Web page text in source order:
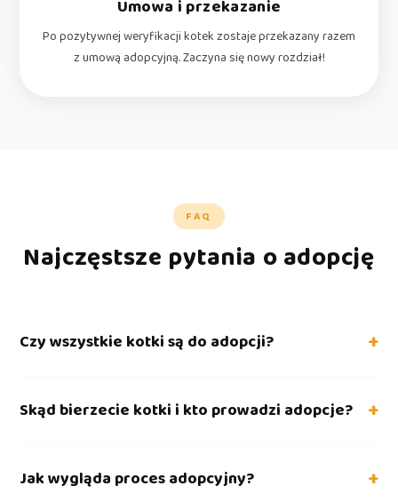
Umowa i przekazanie
Po pozytywnej weryfikacji kotek zostaje przekazany razem
z umową adopcyjną. Zaczyna się nowy rozdział!
FAQ
Najczęstsze pytania o adopcję
Czy wszystkie kotki są do adopcji? +
domu.
Skąd bierzecie kotki i kto prowadzi adopcje? +
podmiotów. Adopcję, w zależności od kotka, prowadzimy my,
Jak wygląda proces adopcyjny? +